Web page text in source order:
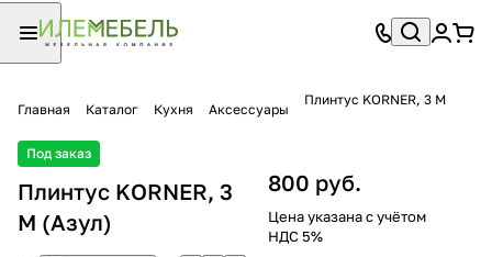
Главная Каталог Кухня Аксессуары
Плинтус KORNER, 3 М
Под заказ
Плинтус KORNER, 3
М (Азул)
800 руб.
Цена указана с учётом
НДС 5%